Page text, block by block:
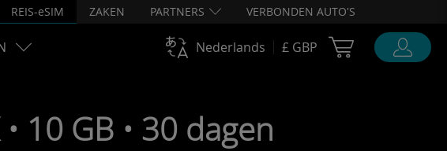
REIS-eSIM ZAKEN PARTNERS VERBONDEN AUTO'S
Nederlands £ GBP Cart Ubigi
• 10 GB • 30 dagen